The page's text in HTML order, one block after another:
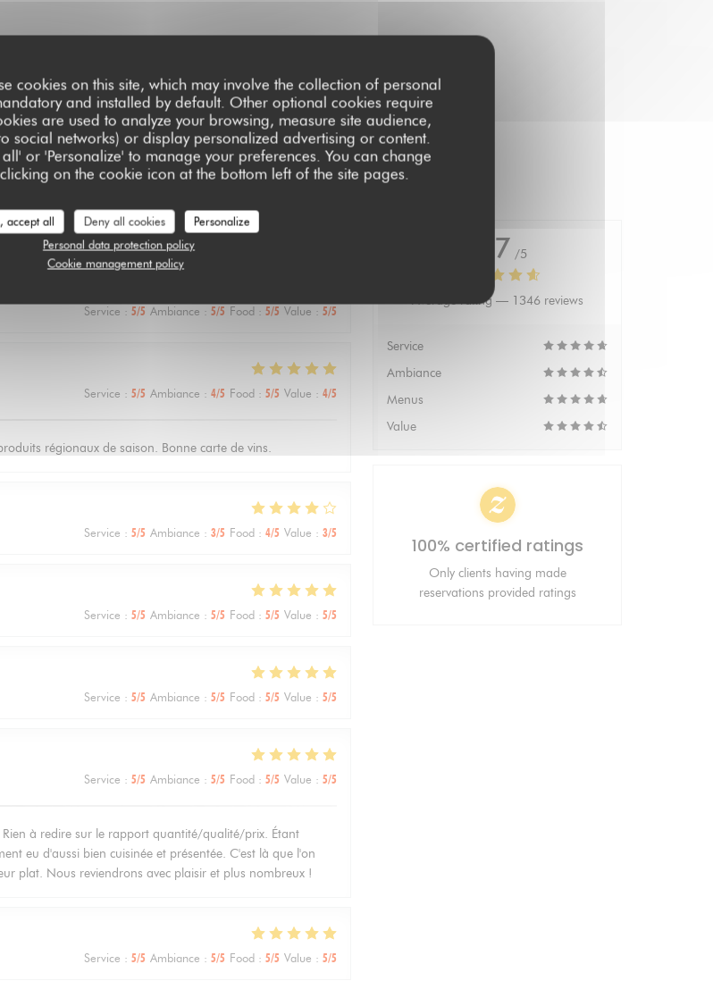
cookies on this site, which may involve the collection of personal
and installed by default. Other optional cookies require
are used to analyze your browsing, measure site audience,
social networks) or display personalized advertising or content.
or 'Personalize' to manage your preferences. You can change
on the cookie icon at the bottom left of the site pages.
accept all Deny all cookies
Personalize
Personal data protection policy
Cookie management policy
ratings
Service : 5/5 Ambiance : 5/5 Food : 5/5 Value : 5/5
Service : 5/5 Ambiance : 4/5 Food : 5/5 Value : 4/5
régionaux de saison. Bonne carte de vins.
Service : 5/5 Ambiance : 3/5 Food : 4/5 Value : 3/5
Service : 5/5 Ambiance : 5/5 Food : 5/5 Value : 5/5
Service : 5/5 Ambiance : 5/5 Food : 5/5 Value : 5/5
Service : 5/5 Ambiance : 5/5 Food : 5/5 Value : 5/5
à redire sur le rapport quantité/qualité/prix. Étant
eu d'aussi bien cuisinée et présentée. C'est là que l'on
plat. Nous reviendrons avec plaisir et plus nombreux !
Service : 5/5 Ambiance : 5/5 Food : 5/5 Value : 5/5
4.7 /5
Average rating — 1346 reviews
Service
Ambiance
Menus
Value
100% certified ratings
Only clients having made
reservations provided ratings